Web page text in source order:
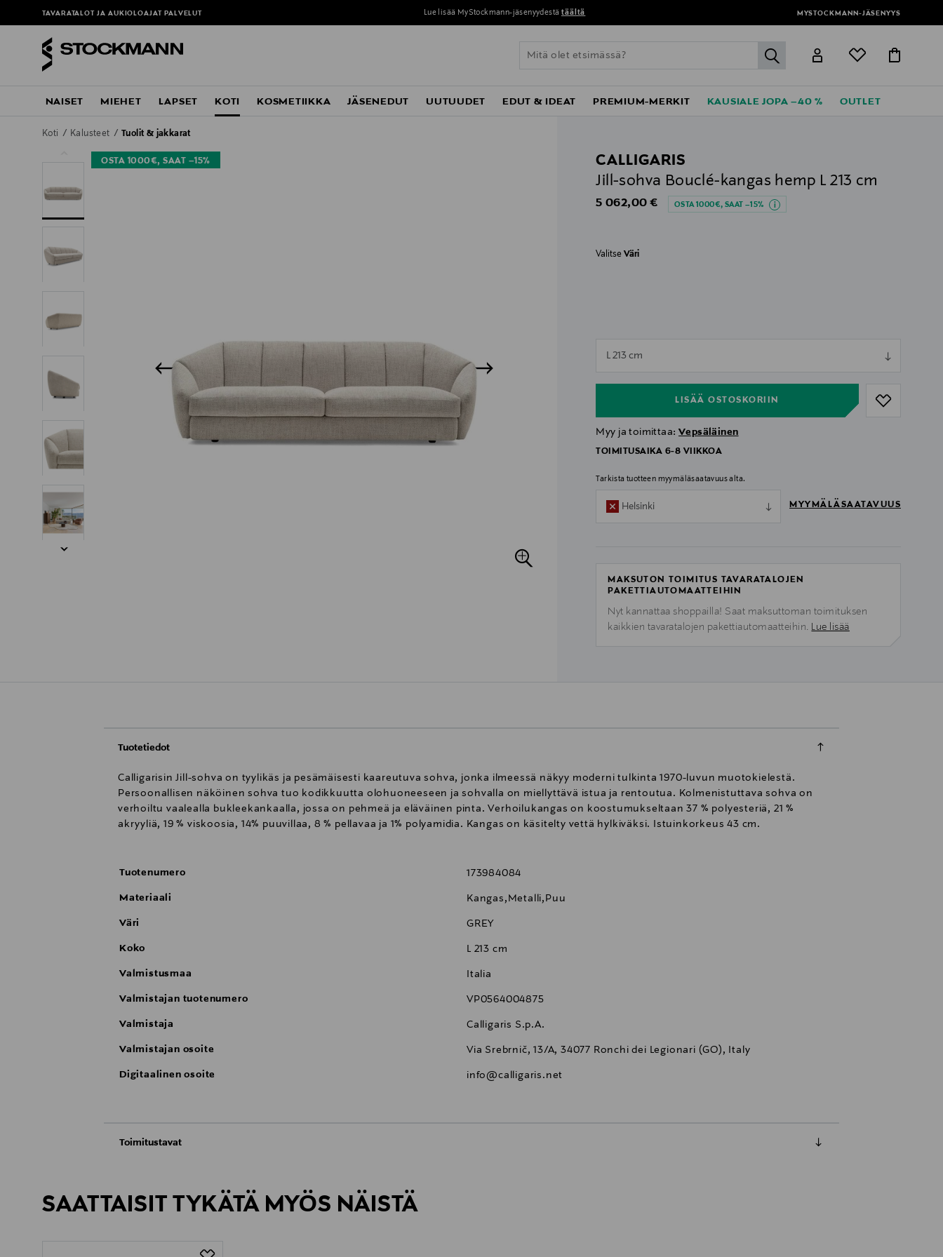
TAVARATALOT JA AUKIOLOAJAT PALVELUT Lue lisää MyStockmann-jäsenyydestä täältä MYSTOCKMANN-JÄSENYYS
label.header.go
NAISET MIEHET LAPSET KOTI KOSMETIIKKA JÄSENEDUT UUTUUDET EDUT & IDEAT PREMIUM-MERKIT KAUSIALE JOPA –40 % OUTLET
Koti Kalusteet Tuolit & jakkarat
OSTA 1000€, SAAT –15%
CALLIGARIS
Jill-sohva Bouclé-kangas hemp L 213 cm
Original Price
5 062,00 € OSTA 1000€, SAAT –15%
ValitseVäri
L 213 cm
LISÄÄ OSTOSKORIIN
null
Myy ja toimittaa: Vepsäläinen
TOIMITUSAIKA 6-8 VIIKKOA
Tarkista tuotteen myymäläsaatavuus alta.
Helsinki MYYMÄLÄSAATAVUUS
MAKSUTON TOIMITUS TAVARATALOJEN
PAKETTIAUTOMAATTEIHIN
Nyt kannattaa shoppailla! Saat maksuttoman toimituksen
kaikkien tavaratalojen pakettiautomaatteihin. Lue lisää
Tuotetiedot
Calligarisin Jill-sohva on tyylikäs ja pesämäisesti kaareutuva sohva, jonka ilmeessä näkyy moderni tulkinta 1970-luvun muotokielestä.
Persoonallisen näköinen sohva tuo kodikkuutta olohuoneeseen ja sohvalla on miellyttävä istua ja rentoutua. Kolmenistuttava sohva on
verhoiltu vaalealla bukleekankaalla, jossa on pehmeä ja eläväinen pinta. Verhoilukangas on koostumukseltaan 37 % polyesteriä, 21 %
akryyliä, 19 % viskoosia, 14% puuvillaa, 8 % pellavaa ja 1% polyamidia. Kangas on käsitelty vettä hylkiväksi. Istuinkorkeus 43 cm.
Tuotenumero 173984084
Materiaali Kangas,Metalli,Puu
Väri GREY
Koko L 213 cm
Valmistusmaa Italia
Valmistajan tuotenumero VP0564004875
Valmistaja Calligaris S.p.A.
Valmistajan osoite Via Srebrnič, 13/A, 34077 Ronchi dei Legionari (GO), Italy
Digitaalinen osoite info@calligaris.net
Toimitustavat
Kotiinkuljetus
SAATTAISIT TYKÄTÄ MYÖS NÄISTÄ